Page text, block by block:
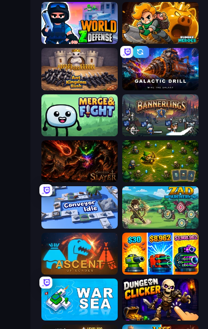
World Z Defense - Zombie Defense Rumble Heroes
Ant Kingdom Rush Galactic Drill
Merge & Fight Bannerlings
Chronicles of Slayer Tiny Ranger
Conveyor Idle Zad Archery - Demo
Ascent of Echoes Pumpkin Defense: Merge Cannon
War Sea Dungeon Clicker